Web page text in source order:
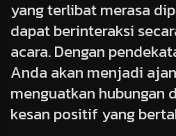
yang terlibat merasa
dapat berinteraksi
acara. Dengan
Anda akan menjadi
menguatkan hubungan
kesan positif yang